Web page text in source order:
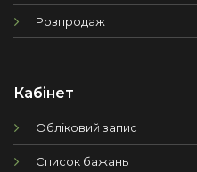
Розпродаж
Кабінет
Обліковий запис
Список бажань